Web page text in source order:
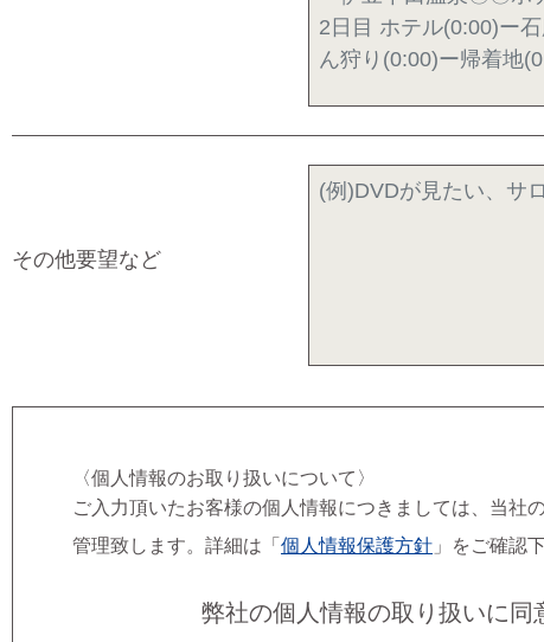
その他要望など
〈個人情報のお取り扱いについて〉
ご入力頂いたお客様の個人情報につきましては、当社
管理致します。詳細は「 個人情報保護方針 」をご確認
弊社の個人情報の取り扱いに同